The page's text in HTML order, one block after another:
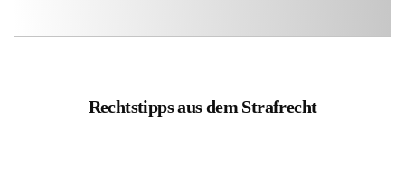
Rechtstipps aus dem Strafrecht